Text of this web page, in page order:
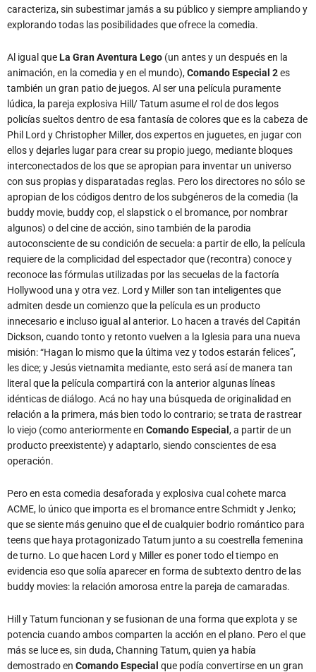
caracteriza, sin subestimar jamás a su público y siempre ampliando y
explorando todas las posibilidades que ofrece la comedia.
Al igual queLa Gran Aventura Lego (un antes y un después en la
animación, en la comedia y en el mundo),Comando Especial 2es
también un gran patio de juegos. Al ser una película puramente
lúdica, la pareja explosiva Hill/ Tatum asume el rol de dos legos
policías sueltos dentro de esa fantasía de colores que es la cabeza de
Phil Lord y Christopher Miller, dos expertos en juguetes, en jugar con
ellos y dejarles lugar para crear su propio juego, mediante bloques
interconectados de los que se apropian para inventar un universo
con sus propias y disparatadas reglas. Pero los directores no sólo se
apropian de los códigos dentro de los subgéneros de la comedia (la
buddy movie, buddy cop, el slapstick o el bromance, por nombrar
algunos) o del cine de acción, sino también de la parodia
autoconsciente de su condición de secuela: a partir de ello, la película
requiere de la complicidad del espectador que (recontra) conoce y
reconoce las fórmulas utilizadas por las secuelas de la factoría
Hollywood una y otra vez. Lord y Miller son tan inteligentes que
admiten desde un comienzo que la película es un producto
innecesario e incluso igual al anterior. Lo hacen a través del Capitán
Dickson, cuando tonto y retonto vuelven a la Iglesia para una nueva
misión: “Hagan lo mismo que la última vez y todos estarán felices”,
les dice; y Jesús vietnamita mediante, esto será así de manera tan
literal que la película compartirá con la anterior algunas líneas
idénticas de diálogo. Acá no hay una búsqueda de originalidad en
relación a la primera, más bien todo lo contrario; se trata de rastrear
lo viejo (como anteriormente en Comando Especial , a partir de un
producto preexistente) y adaptarlo, siendo conscientes de esa
operación.
Pero en esta comedia desaforada y explosiva cual cohete marca
ACME, lo único que importa es el bromance entre Schmidt y Jenko;
que se siente más genuino que el de cualquier bodrio romántico para
teens que haya protagonizado Tatum junto a su coestrella femenina
de turno. Lo que hacen Lord y Miller es poner todo el tiempo en
evidencia eso que solía aparecer en forma de subtexto dentro de las
buddy movies: la relación amorosa entre la pareja de camaradas.
Hill y Tatum funcionan y se fusionan de una forma que explota y se
potencia cuando ambos comparten la acción en el plano. Pero el que
más se luce es, sin duda, Channing Tatum, quien ya había
demostrado en Comando Especial que podía convertirse en un gran